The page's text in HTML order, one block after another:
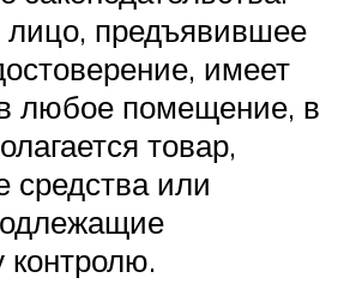
предъявившее
имеет
любое помещение, в
товар,
средства или